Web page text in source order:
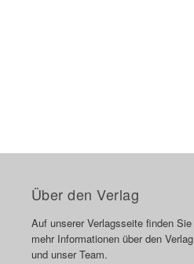
Über den Verlag
Auf unserer Verlagsseite finden Sie
mehr Informationen über den Verlag
und unser Team.